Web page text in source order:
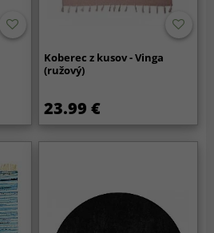
Koberec z kusov - Vinga
(ružový)
23.99 €